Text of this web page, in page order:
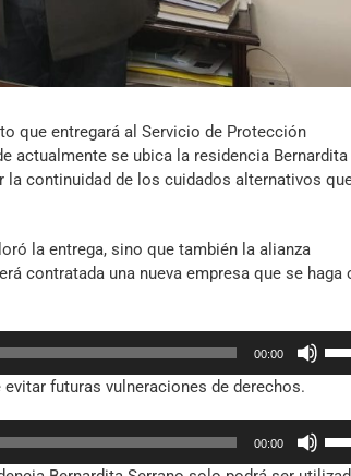
que entregará al Servicio de Protección
actualmente se ubica la residencia Bernardita
la continuidad de los cuidados alternativos
la entrega, sino que también la alianza
contratada una nueva empresa que se haga
00:00
futuras vulneraciones de derechos.
00:00